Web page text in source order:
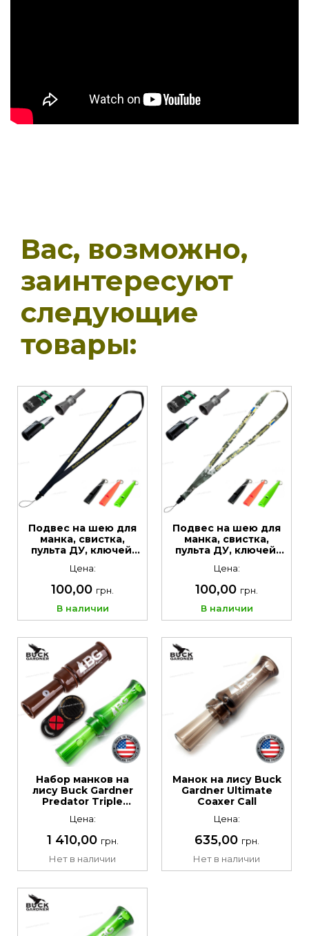
Вас, возможно,
заинтересуют
следующие
товары:
Подвес на шею для
манка, свистка,
пульта ДУ, ключей.
логотипом
Цена:
100,00 грн.
В наличии
Подвес на шею для
манка, свистка,
пульта ДУ, ключей.
логотипом
Цена:
100,00 грн.
В наличии
Набор манков на
лису Buck Gardner
Predator Triple
Цена:
1 410,00 грн.
Нет в наличии
Манок на лису Buck
Gardner Ultimate
Coaxer Call
Цена:
635,00 грн.
Нет в наличии